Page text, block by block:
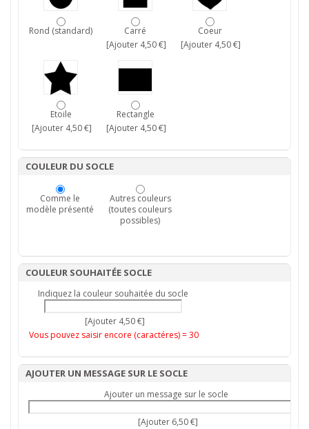
Rond (standard)
Carré
[Ajouter 4,50 €]
Coeur
[Ajouter 4,50 €]
Etoile
[Ajouter 4,50 €]
Rectangle
[Ajouter 4,50 €]
COULEUR DU SOCLE
Comme le
modèle présenté
Autres couleurs
(toutes couleurs
possibles)
COULEUR SOUHAITÉE SOCLE
Indiquez la couleur souhaitée du socle
[Ajouter 4,50 €]
Vous pouvez saisir encore (caractéres) =30
AJOUTER UN MESSAGE SUR LE SOCLE
Ajouter un message sur le socle
[Ajouter 6,50 €]